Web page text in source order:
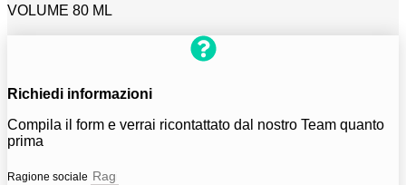
VOLUME 80 ML
Richiedi informazioni
Compila il form e verrai ricontattato dal nostro Team quanto
prima
Ragione sociale